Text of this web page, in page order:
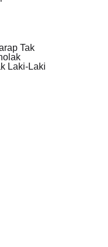
Tak
Laki-Laki